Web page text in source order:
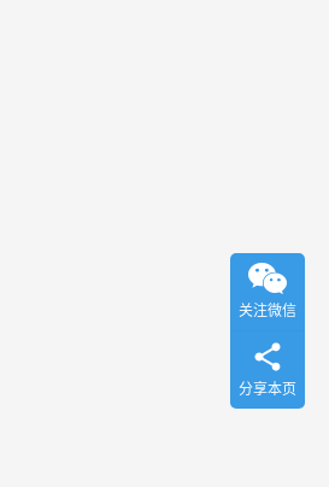
关注微信
分享本页